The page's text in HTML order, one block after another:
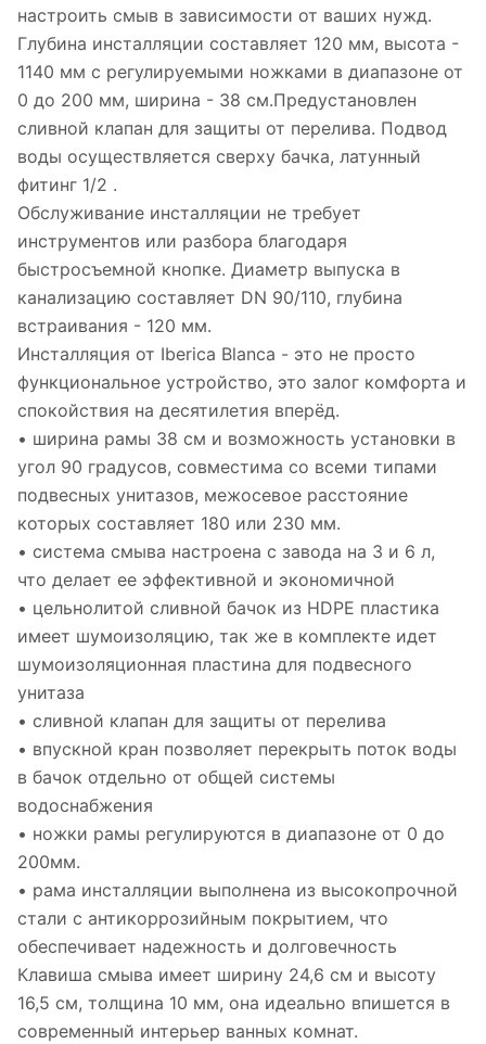
настроить смыв в зависимости от ваших нужд.
Глубина инсталляции составляет 120 мм, высота -
1140 мм с регулируемыми ножками в диапазоне от
0 до 200 мм, ширина - 38 см.Предустановлен
сливной клапан для защиты от перелива. Подвод
воды осуществляется сверху бачка, латунный
фитинг 1/2 .
Обслуживание инсталляции не требует
инструментов или разбора благодаря
быстросъемной кнопке. Диаметр выпуска в
канализацию составляет DN 90/110, глубина
встраивания - 120 мм.
Инсталляция от Iberica Blanca - это не просто
функциональное устройство, это залог комфорта и
спокойствия на десятилетия вперёд.
• ширина рамы 38 см и возможность установки в
угол 90 градусов, совместима со всеми типами
подвесных унитазов, межосевое расстояние
которых составляет 180 или 230 мм.
• система смыва настроена с завода на 3 и 6 л,
что делает ее эффективной и экономичной
• цельнолитой сливной бачок из HDPE пластика
имеет шумоизоляцию, так же в комплекте идет
шумоизоляционная пластина для подвесного
унитаза
• сливной клапан для защиты от перелива
• впускной кран позволяет перекрыть поток воды
в бачок отдельно от общей системы
водоснабжения
• ножки рамы регулируются в диапазоне от 0 до
200мм.
• рама инсталляции выполнена из высокопрочной
стали с антикоррозийным покрытием, что
обеспечивает надежность и долговечность
Клавиша смыва имеет ширину 24,6 см и высоту
16,5 см, толщина 10 мм, она идеально впишется в
современный интерьер ванных комнат.